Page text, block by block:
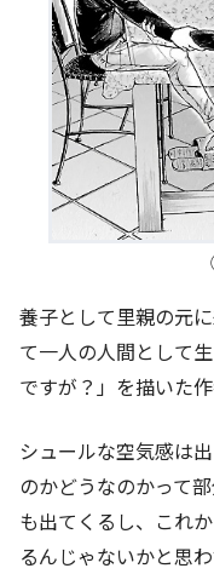
養子として里親の元
て一人の人間として
ですが？」を描いた
シュールな空気感は
のかどうなのかって
も出てくるし、これ
るんじゃないかと思